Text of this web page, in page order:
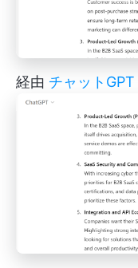
経由 チャットGPT